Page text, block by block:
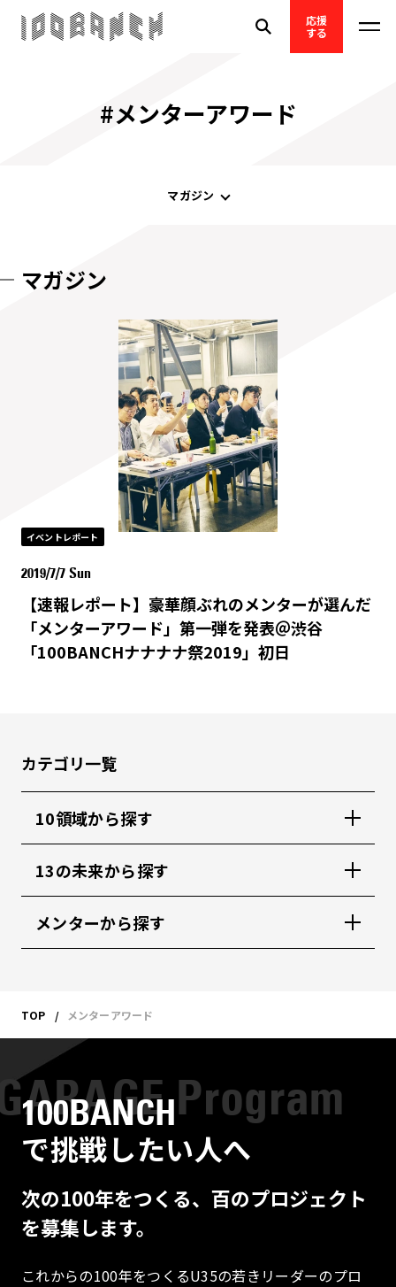
応援
する
#メンターアワード
マガジン
マガジン
イベントレポート
2019/7/7 Sun
【速報レポート】豪華顔ぶれのメンターが選んだ
「メンターアワード」第一弾を発表＠渋谷
「100BANCHナナナナ祭2019」初日
カテゴリ一覧
10領域から探す
13の未来から探す
メンターから探す
TOP メンターアワード
100BANCH
で挑戦したい人へ
次の100年をつくる、百のプロジェクト
を募集します。
これからの100年をつくるU35の若きリーダーのプロ